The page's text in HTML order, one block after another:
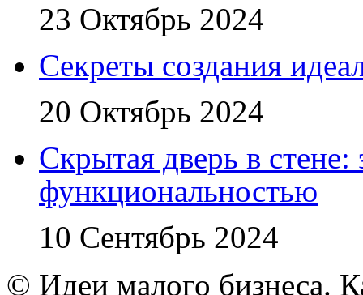
23 Октябрь 2024
Секреты создания
20 Октябрь 2024
Скрытая дверь в
функциональностью
10 Сентябрь 2024
© Идеи малого бизнеса.